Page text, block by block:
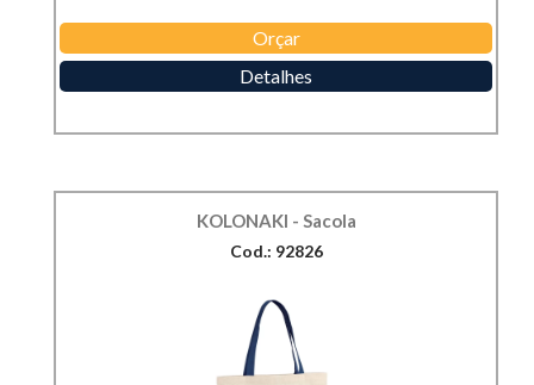
Orçar
Detalhes
KOLONAKI - Sacola
Cod.: 92826